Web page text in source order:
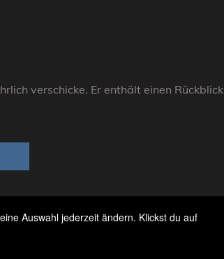
verschicke. Er enthält einen Rückblick
Auswahl jederzeit ändern. Klickst du auf